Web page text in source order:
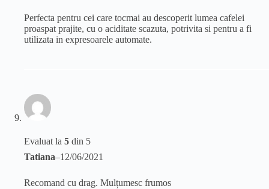
Perfecta pentru cei care tocmai au descoperit lumea cafelei
proaspat prajite, cu o aciditate scazuta, potrivita si pentru a fi
utilizata in expresoarele automate.
Evaluat la 5 din 5
Tatiana–12/06/2021
Recomand cu drag. Mulțumesc frumos